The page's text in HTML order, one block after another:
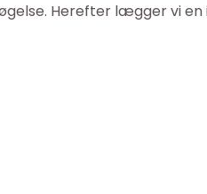
Herefter lægger vi